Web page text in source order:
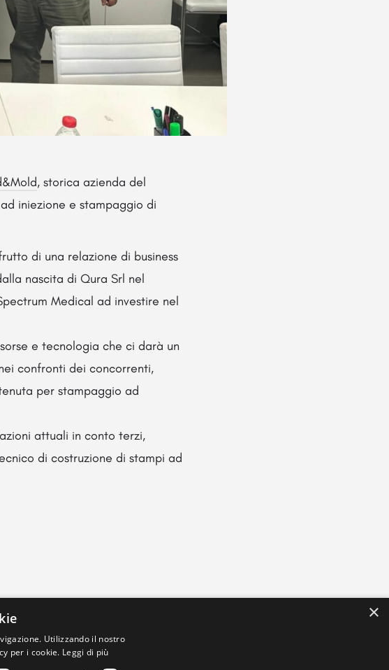
, storica azienda del
iniezione e stampaggio di
di una relazione di business
nascita di Qura Srl nel
Medical ad investire nel
e tecnologia che ci darà un
confronti dei concorrenti,
per stampaggio ad
attuali in conto terzi,
di costruzione di stampi ad
×
Utilizzando il nostro
per i cookie. Leggi di più